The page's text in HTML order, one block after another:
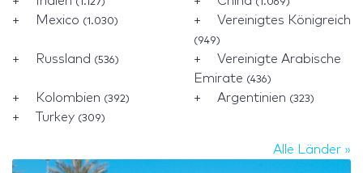
Mexico (1.030) Vereinigtes Königreich
(949)
Russland (536)
Vereinigte Arabische
Emirate (436)
Kolombien (392) Argentinien (323)
Turkey (309)
Alle Länder »